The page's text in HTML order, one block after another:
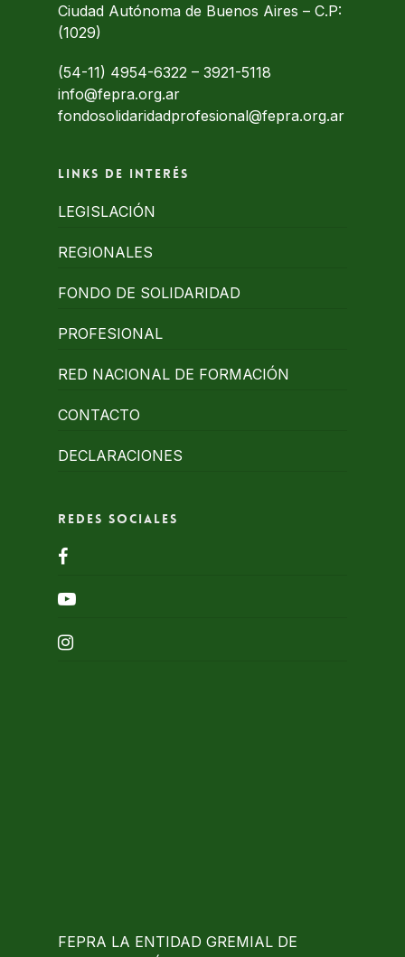
Ciudad Autónoma de Buenos Aires – C.P:
(1029)
(54-11) 4954-6322 – 3921-5118
info@fepra.org.ar
fondosolidaridadprofesional@fepra.org.ar
Links de interés
LEGISLACIÓN
REGIONALES
FONDO DE SOLIDARIDAD
PROFESIONAL
RED NACIONAL DE FORMACIÓN
CONTACTO
DECLARACIONES
Redes Sociales
facebook
youtube
instagram
FEPRA LA ENTIDAD GREMIAL DE